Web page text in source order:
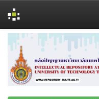
navigation